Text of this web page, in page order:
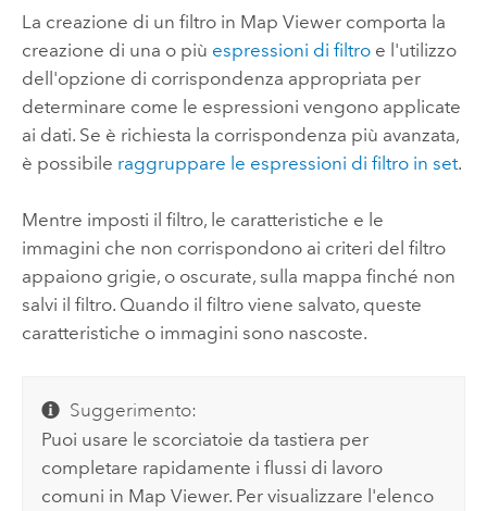
La creazione di un filtro in Map Viewercomporta la
creazione di una o più espressioni di filtroe l'utilizzo
dell'opzione di corrispondenza appropriata per
determinare come le espressioni vengono applicate
ai dati. Se è richiesta la corrispondenza più avanzata,
è possibile raggruppare le espressioni di filtro in set.
Mentre imposti il filtro, le caratteristiche e le
immagini che non corrispondono ai criteri del filtro
appaiono grigie, o oscurate, sulla mappa finché non
salvi il filtro. Quando il filtro viene salvato, queste
caratteristiche o immagini sono nascoste.
Suggerimento:
Puoi usare le scorciatoie da tastiera per
completare rapidamente i flussi di lavoro
comuni in Map Viewer. Per visualizzare l'elenco